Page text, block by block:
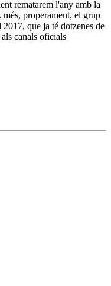
rematarem l'any amb la
més, properament, el grup
que ja té dotzenes de
canals oficials